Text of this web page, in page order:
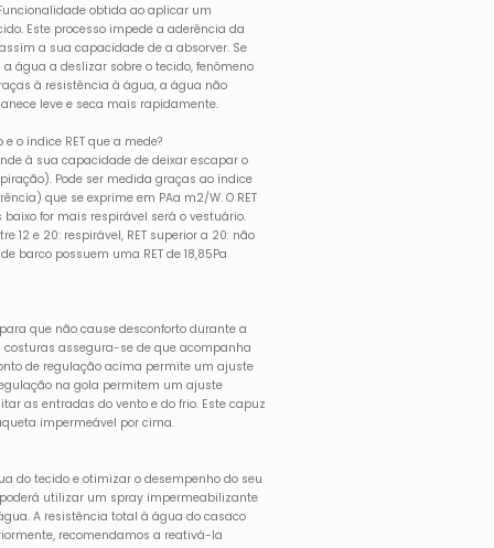
obtida ao aplicar um
Este processo impede a aderência da
a sua capacidade de a absorver. Se
água a deslizar sobre o tecido, fenômeno
à resistência à água, a água não
leve e seca mais rapidamente.
o índice RET que a mede?
à sua capacidade de deixar escapar o
Pode ser medida graças ao índice
que se exprime em PAa m2/W. O RET
for mais respirável será o vestuário.
12 e 20: respirável, RET superior a 20: não
barco possuem uma RET de 18,85Pa
que não cause desconforto durante a
assegura-se de que acompanha
de regulação acima permite um ajuste
na gola permitem um ajuste
as entradas do vento e do frio. Este capuz
impermeável por cima.
do tecido e otimizar o desempenho do seu
utilizar um spray impermeabilizante
A resistência total à água do casaco
recomendamos a reativá-la